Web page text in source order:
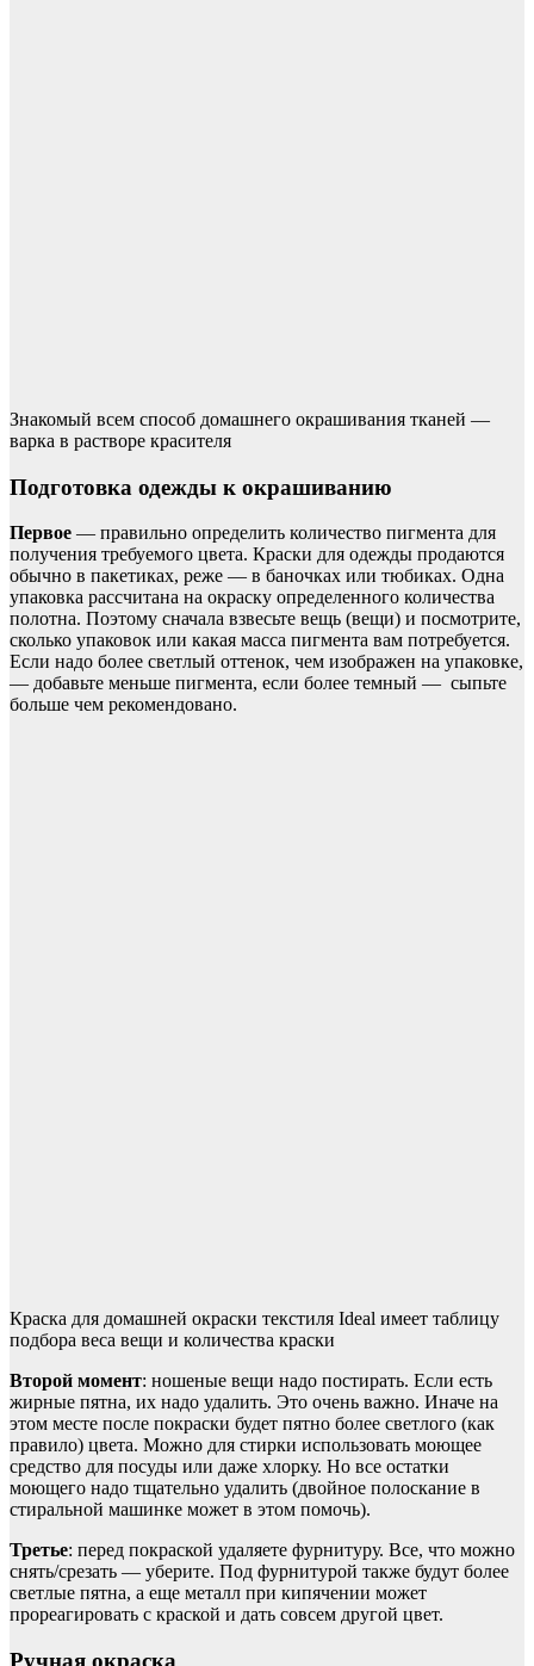
Знакомый всем способ домашнего окрашивания тканей —
варка в растворе красителя
Подготовка одежды к окрашиванию
Первое — правильно определить количество пигмента для
получения требуемого цвета. Краски для одежды продаются
обычно в пакетиках, реже — в баночках или тюбиках. Одна
упаковка рассчитана на окраску определенного количества
полотна. Поэтому сначала взвесьте вещь (вещи) и посмотрите,
сколько упаковок или какая масса пигмента вам потребуется.
Если надо более светлый оттенок, чем изображен на упаковке,
— добавьте меньше пигмента, если более темный — сыпьте
больше чем рекомендовано.
Краска для домашней окраски текстиля Ideal имеет таблицу
подбора веса вещи и количества краски
Второй момент: ношеные вещи надо постирать. Если есть
жирные пятна, их надо удалить. Это очень важно. Иначе на
этом месте после покраски будет пятно более светлого (как
правило) цвета. Можно для стирки использовать моющее
средство для посуды или даже хлорку. Но все остатки
моющего надо тщательно удалить (двойное полоскание в
стиральной машинке может в этом помочь).
Третье: перед покраской удаляете фурнитуру. Все, что можно
снять/срезать — уберите. Под фурнитурой также будут более
светлые пятна, а еще металл при кипячении может
прореагировать с краской и дать совсем другой цвет.
Ручная окраска